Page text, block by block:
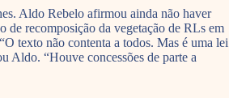
Aldo Rebelo afirmou ainda não haver
de recomposição da vegetação de RLs em
texto não contenta a todos. Mas é uma lei
Aldo. “Houve concessões de parte a